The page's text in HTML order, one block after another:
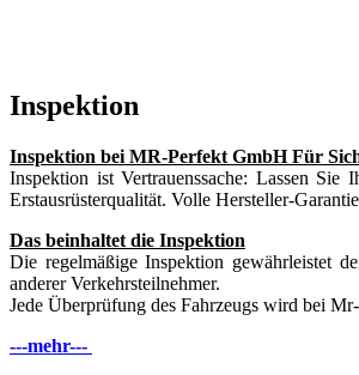
Inspektion
Inspektion bei MR-Perfekt GmbHFür
Inspektion ist Vertrauenssache: Lassen
Erstausrüsterqualität. Volle Hersteller-
Das beinhaltet die Inspektion
Die regelmäßige Inspektion gewährleistet
anderer Verkehrsteilnehmer.
Jede Überprüfung des Fahrzeugs wird bei
---mehr---